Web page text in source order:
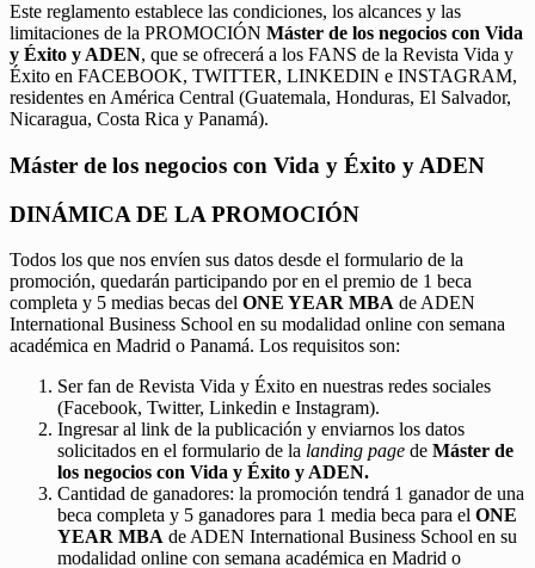
Este reglamento establece las condiciones, los alcances y las
limitaciones de la PROMOCIÓN Máster de los negocios con Vida
y Éxito y ADEN, que se ofrecerá a los FANS de la Revista Vida y
Éxito en FACEBOOK, TWITTER, LINKEDIN e INSTAGRAM,
residentes en América Central (Guatemala, Honduras, El Salvador,
Nicaragua, Costa Rica y Panamá).
Máster de los negocios con Vida y Éxito y ADEN
DINÁMICA DE LA PROMOCIÓN
Todos los que nos envíen sus datos desde el formulario de la
promoción, quedarán participando por en el premio de 1 beca
completa y 5 medias becas del ONE YEAR MBA de ADEN
International Business School en su modalidad online con semana
académica en Madrid o Panamá. Los requisitos son:
Ser fan de Revista Vida y Éxito en nuestras redes sociales
(Facebook, Twitter, Linkedin e Instagram).
Ingresar al link de la publicación y enviarnos los datos
solicitados en el formulario de la landing page de Máster de
los negocios con Vida y Éxito y ADEN.
Cantidad de ganadores: la promoción tendrá 1 ganador de una
beca completa y 5 ganadores para 1 media beca para el ONE
YEAR MBA de ADEN International Business School en su
modalidad online con semana académica en Madrid o